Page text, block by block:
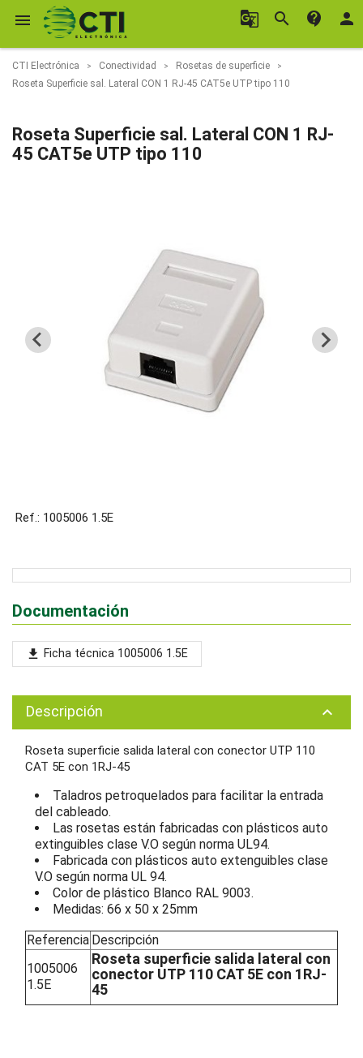
 g_translate search contact_support person
CTI Electrónica Conectividad
Rosetas de superficie
Roseta Superficie sal. Lateral CON 1 RJ-45 CAT5e UTP tipo 110
Roseta Superficie sal. Lateral CON 1 RJ-
45 CAT5e UTP tipo 110
Ref.: 1005006 1.5E
Documentación
file_download Ficha técnica 1005006 1.5E
Descripción keyboard_arrow_up
Roseta superficie salida lateral con conector UTP 110
CAT 5E con 1RJ-45
Taladros petroquelados para facilitar la entrada
del cableado.
Las rosetas están fabricadas con plásticos auto
extinguibles clase V.O según norma UL94.
Fabricada con plásticos auto extenguibles clase
V.O según norma UL 94.
Color de plástico Blanco RAL 9003.
Medidas: 66 x 50 x 25mm
Referencia Descripción
1005006
1.5E
Roseta superficie salida lateral con
conector UTP 110 CAT 5E con 1RJ-
45